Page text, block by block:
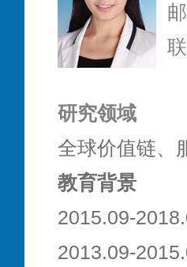
研究领域
全球价值链、
教育背景
2015.09-
2013.09-